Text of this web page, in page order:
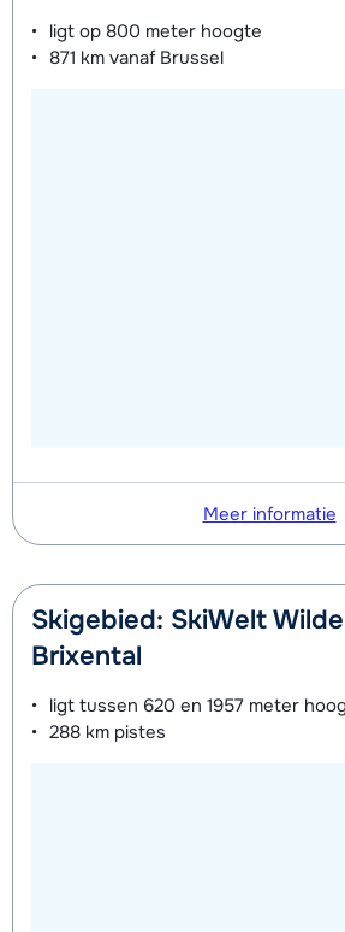
ligt op 800 meter hoogte
871 km vanaf Brussel
Meer informatie
Skigebied: SkiWelt
Brixental
ligt tussen 620 en 1957 meter
288 km pistes